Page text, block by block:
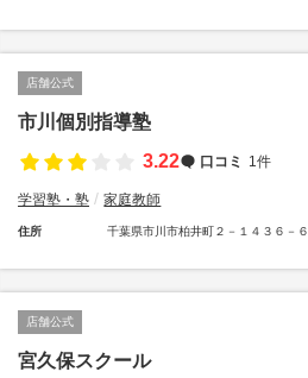
店舗公式
市川個別指導塾
3.22
口コミ 1件
学習塾・塾 家庭教師
住所 千葉県市川市柏井町２－１４３６－６
店舗公式
宮久保スクール